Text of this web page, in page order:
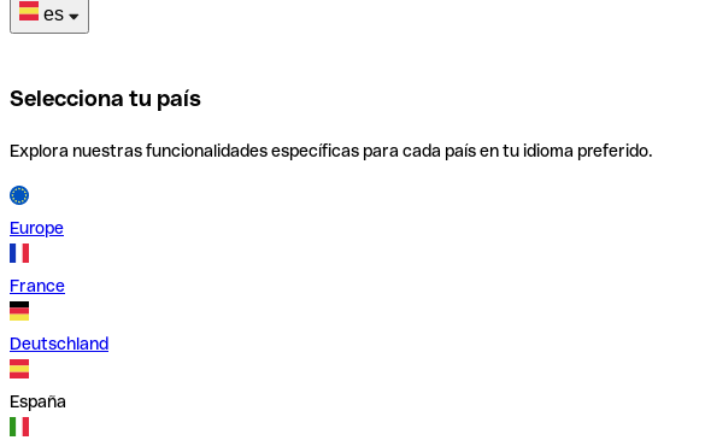
es
Selecciona tu país
Explora nuestras funcionalidades específicas para cada país en tu idioma preferido.
Europe
France
Deutschland
España